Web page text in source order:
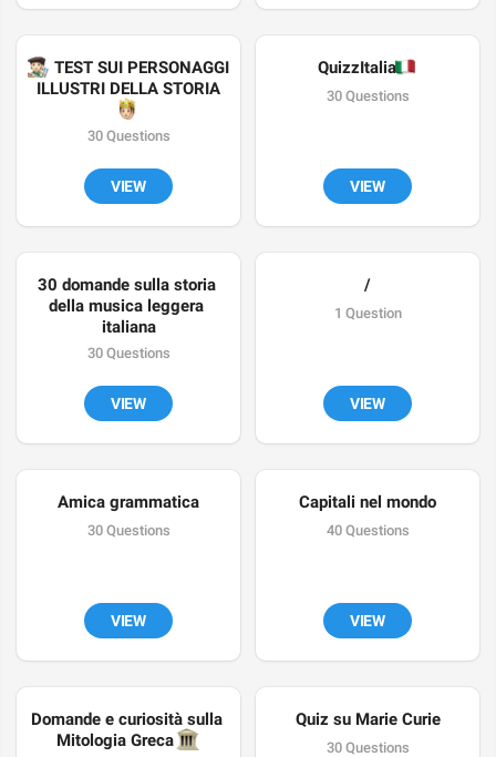
TEST SUI PERSONAGGI
ILLUSTRI DELLA STORIA
30 Questions
VIEW
QuizzItalia
30 Questions
VIEW
30 domande sulla storia
della musica leggera
italiana
30 Questions
VIEW
/
1 Question
VIEW
Amica grammatica
30 Questions
VIEW
Capitali nel mondo
40 Questions
VIEW
Domande e curiosità sulla
Mitologia Greca
🏛
Quiz su Marie Curie
30 Questions